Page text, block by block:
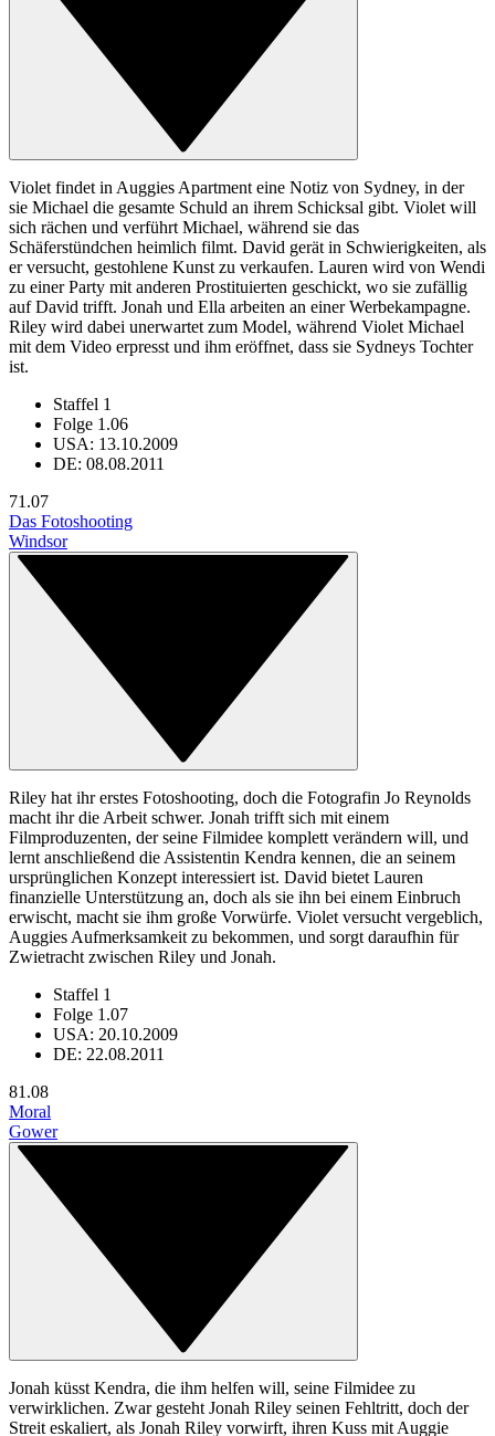
Violet findet in Auggies Apartment eine Notiz von Sydney, in der
sie Michael die gesamte Schuld an ihrem Schicksal gibt. Violet will
sich rächen und verführt Michael, während sie das
Schäferstündchen heimlich filmt. David gerät in Schwierigkeiten, als
er versucht, gestohlene Kunst zu verkaufen. Lauren wird von Wendi
zu einer Party mit anderen Prostituierten geschickt, wo sie zufällig
auf David trifft. Jonah und Ella arbeiten an einer Werbekampagne.
Riley wird dabei unerwartet zum Model, während Violet Michael
mit dem Video erpresst und ihm eröffnet, dass sie Sydneys Tochter
ist.
Staffel 1
Folge 1.06
USA: 13.10.2009
DE: 08.08.2011
71.07
Das Fotoshooting
Windsor
Riley hat ihr erstes Fotoshooting, doch die Fotografin Jo Reynolds
macht ihr die Arbeit schwer. Jonah trifft sich mit einem
Filmproduzenten, der seine Filmidee komplett verändern will, und
lernt anschließend die Assistentin Kendra kennen, die an seinem
ursprünglichen Konzept interessiert ist. David bietet Lauren
finanzielle Unterstützung an, doch als sie ihn bei einem Einbruch
erwischt, macht sie ihm große Vorwürfe. Violet versucht vergeblich,
Auggies Aufmerksamkeit zu bekommen, und sorgt daraufhin für
Zwietracht zwischen Riley und Jonah.
Staffel 1
Folge 1.07
USA: 20.10.2009
DE: 22.08.2011
81.08
Moral
Gower
Jonah küsst Kendra, die ihm helfen will, seine Filmidee zu
verwirklichen. Zwar gesteht Jonah Riley seinen Fehltritt, doch der
Streit eskaliert, als Jonah Riley vorwirft, ihren Kuss mit Auggie